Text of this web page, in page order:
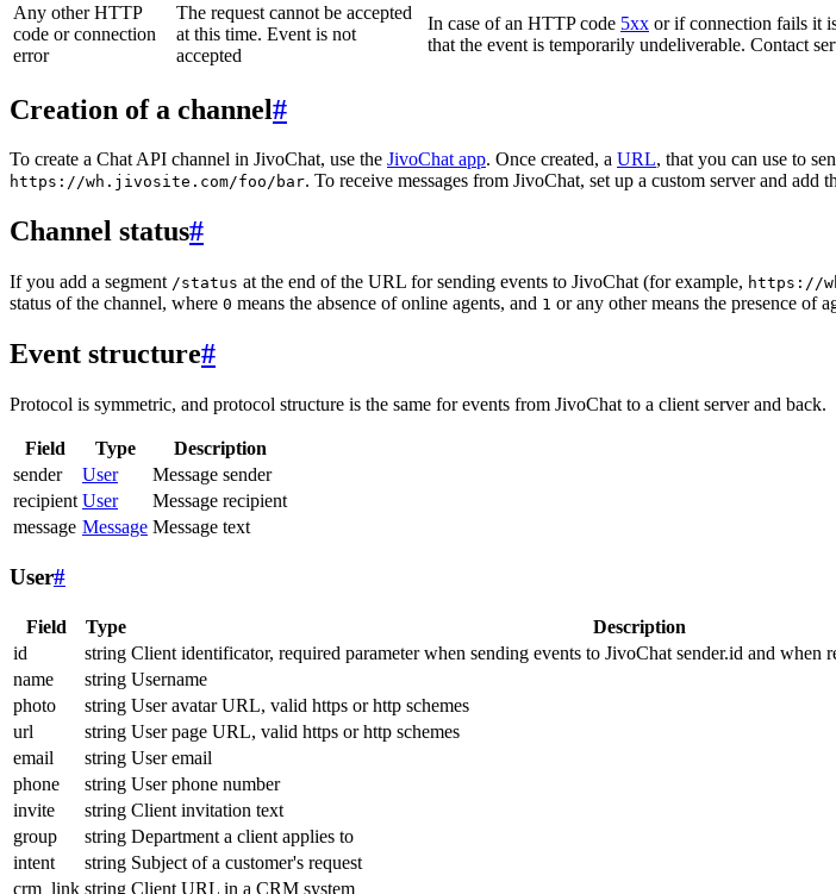
Any other HTTP
code or connection
error
The request cannot be accepted
at this time. Event is not
accepted
In case of an HTTP code 5xx or if connection fails it
that the event is temporarily undeliverable. Contact
Creation of a channel#
To create a Chat API channel in JivoChat, use the JivoChat app. Once created, a URL, that you can use to
https://wh.jivosite.com/foo/bar. To receive messages from JivoChat, set up a custom server and
Channel status#
If you add a segment /status at the end of the URL for sending events to JivoChat (for example, https://
status of the channel, where 0 means the absence of online agents, and 1 or any other means the presence of
Event structure#
Protocol is symmetric, and protocol structure is the same for events from JivoChat to a client server and back.
Field Type
Description
sender
User
Message sender
recipient User
Message recipient
message Message Message text
User#
Field Type Description
id
string Client identificator, required parameter when sending events to JivoChat sender.id and when
name
string Username
photo
string User avatar URL, valid https or http schemes
url
string User page URL, valid https or http schemes
email
string User email
phone
string User phone number
invite
string Client invitation text
group
string Department a client applies to
intent
string Subject of a customer's request
crm_link string Client URL in a CRM system